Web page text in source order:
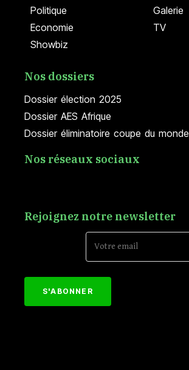
Politique
Economie
Showbiz
Galerie
TV
Dossier élection 2025
Dossier AES Afrique
Dossier éliminatoire coupe du monde
Nos dossiers
Nos réseaux sociaux
Rejoignez notre newsletter